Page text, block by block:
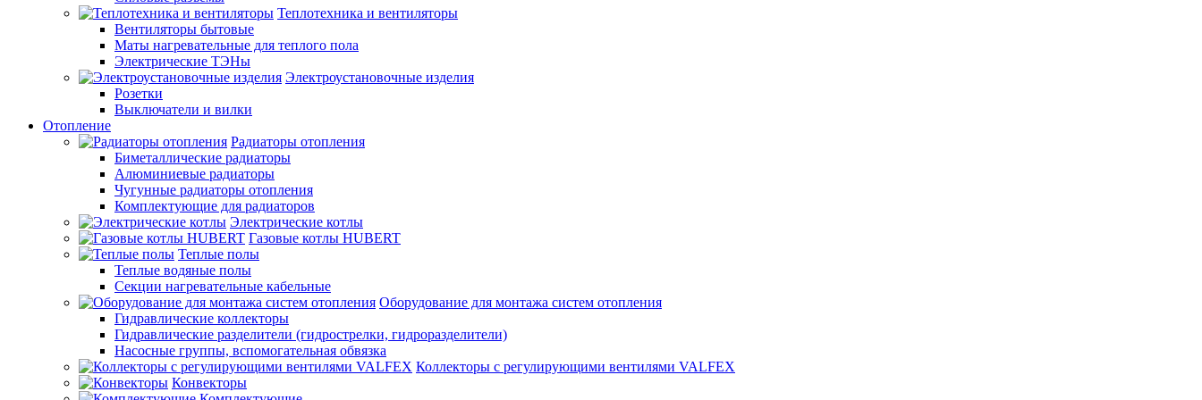
Теплотехника и вентиляторы
Вентиляторы бытовые
Маты нагревательные для теплого пола
Электрические ТЭНы
Электроустановочные изделия
Розетки
Выключатели и вилки
Отопление
Радиаторы отопления
Биметаллические радиаторы
Алюминиевые радиаторы
Чугунные радиаторы отопления
Комплектующие для радиаторов
Электрические котлы
Газовые котлы HUBERT
Теплые полы
Теплые водяные полы
Секции нагревательные кабельные
Оборудование для монтажа систем отопления
Гидравлические коллекторы
Гидравлические разделители (гидрострелки, гидроразделители)
Насосные группы, вспомогательная обвязка
Коллекторы с регулирующими вентилями VALFEX
Конвекторы